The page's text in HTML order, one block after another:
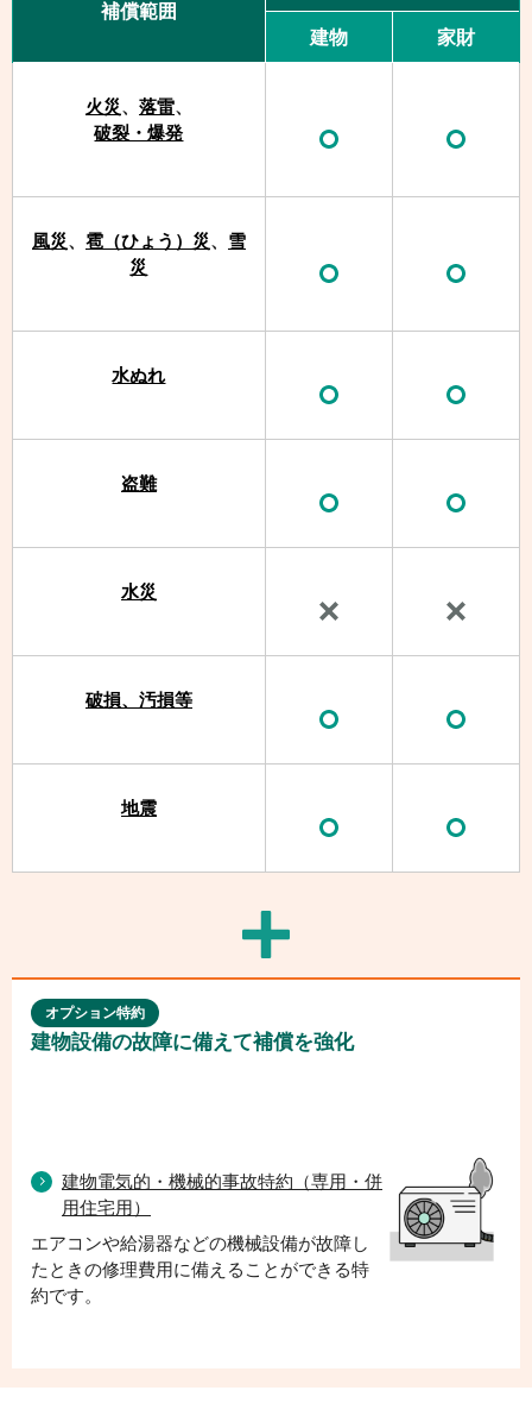
補償範囲
建物 家財
火災、 落雷、
破裂・爆発
風災、 雹（ひょう）災、 雪
災
水ぬれ
盗難
水災
破損、汚損等
地震
オプション特約
建物設備の故障に備えて補償を強化
建物電気的・機械的事故特約（専用・併
用住宅用）
エアコンや給湯器などの機械設備が故障し
たときの修理費用に備えることができる特
約です。